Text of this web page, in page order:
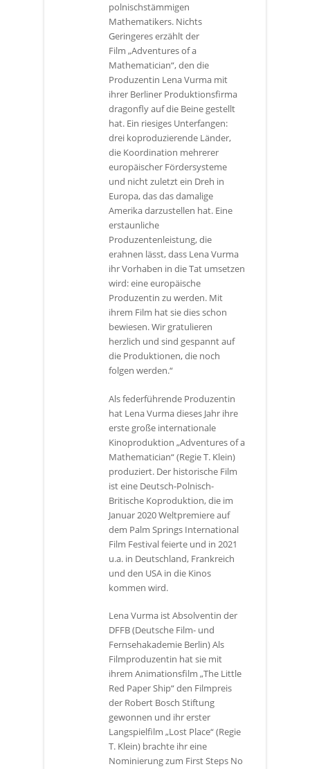
polnischstämmigen
Mathematikers. Nichts
Geringeres erzählt der
Film „Adventures of a
Mathematician“, den die
Produzentin Lena Vurma mit
ihrer Berliner Produktionsfirma
dragonfly auf die Beine gestellt
hat. Ein riesiges Unterfangen:
drei koproduzierende Länder,
die Koordination mehrerer
europäischer Fördersysteme
und nicht zuletzt ein Dreh in
Europa, das das damalige
Amerika darzustellen hat. Eine
erstaunliche
Produzentenleistung, die
erahnen lässt, dass Lena Vurma
ihr Vorhaben in die Tat umsetzen
wird: eine europäische
Produzentin zu werden. Mit
ihrem Film hat sie dies schon
bewiesen. Wir gratulieren
herzlich und sind gespannt auf
die Produktionen, die noch
folgen werden.“
Als federführende Produzentin
hat Lena Vurma dieses Jahr ihre
erste große internationale
Kinoproduktion „Adventures of a
Mathematician“ (Regie T. Klein)
produziert. Der historische Film
ist eine Deutsch-Polnisch-
Britische Koproduktion, die im
Januar 2020 Weltpremiere auf
dem Palm Springs International
Film Festival feierte und in 2021
u.a. in Deutschland, Frankreich
und den USA in die Kinos
kommen wird.
Lena Vurma ist Absolventin der
DFFB (Deutsche Film- und
Fernsehakademie Berlin) Als
Filmproduzentin hat sie mit
ihrem Animationsfilm „The Little
Red Paper Ship“ den Filmpreis
der Robert Bosch Stiftung
gewonnen und ihr erster
Langspielfilm „Lost Place“ (Regie
T. Klein) brachte ihr eine
Nominierung zum First Steps No